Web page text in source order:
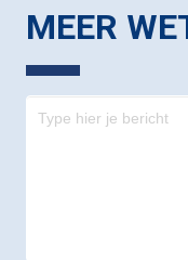
MEER
Contact